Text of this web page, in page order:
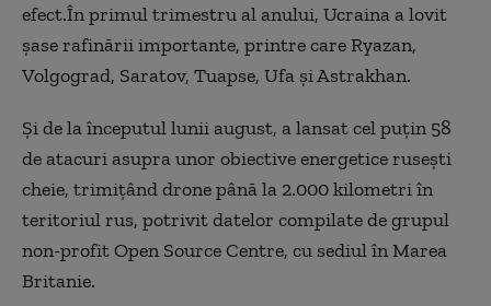
efect.În primul trimestru al anului, Ucraina a lovit
șase rafinării importante, printre care Ryazan,
Volgograd, Saratov, Tuapse, Ufa și Astrakhan.
Și de la începutul lunii august, a lansat cel puțin 58
de atacuri asupra unor obiective energetice rusești
cheie, trimițând drone până la 2.000 kilometri în
teritoriul rus, potrivit datelor compilate de grupul
non-profit Open Source Centre, cu sediul în Marea
Britanie.